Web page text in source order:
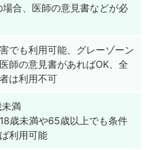
場合、医師の意見書などが必
でも利用可能、グレーゾーン
師の意見書があればOK、全
は利用不可
満
歳未満や65歳以上でも条件
利用可能